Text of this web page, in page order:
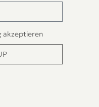
akzeptieren